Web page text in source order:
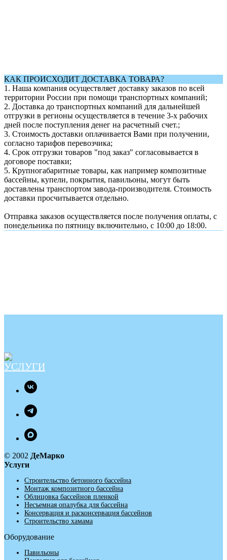
КАК ПРОИСХОДИТ ДОСТАВКА ТОВАРА?
1. Наша компания осуществляет доставку заказов по всей
территории России при помощи транспортных компаний;
2. Доставка до транспортных компаний для дальнейшей
отгрузки в регионы осуществляется в течение 3-х рабочих
дней после поступления денег на расчетный счет.;
3. Стоимость доставки оплачивается Вами при получении,
согласно тарифов перевозчика;
4. Срок отгрузки товаров "под заказ" согласовывается в
договоре поставки;
5. Крупногабаритные товары, как например композитные
бассейны, купели, покрытия, павильоны, могут быть
доставлены транспортом завода-производителя. Стоимость
доставки просчитывается отдельно.
Отправка заказов осуществляется после получения оплаты, с
понедельника по пятницу включительно, с 10:00 до 18:00.
© 2002 ДеМарко
Услуги
Строительство бетонного бассейна
Монтаж композитного бассейна
Облицовка бассейнов пленкой
Несъемная опалубка для бассейна
Консервация и расконсервация бассейнов
Строительство хамама
Оборудование
Павильоны